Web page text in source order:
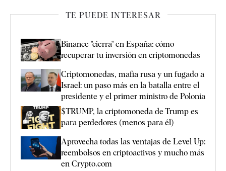
TE PUEDE INTERESAR
Binance "cierra" en España: cómo
recuperar tu inversión en criptomonedas
Criptomonedas, mafia rusa y un fugado a
Israel: un paso más en la batalla entre el
presidente y el primer ministro de Polonia
$TRUMP, la criptomoneda de Trump es
para perdedores (menos para él)
Aprovecha todas las ventajas de Level Up:
reembolsos en criptoactivos y mucho más
en Crypto.com